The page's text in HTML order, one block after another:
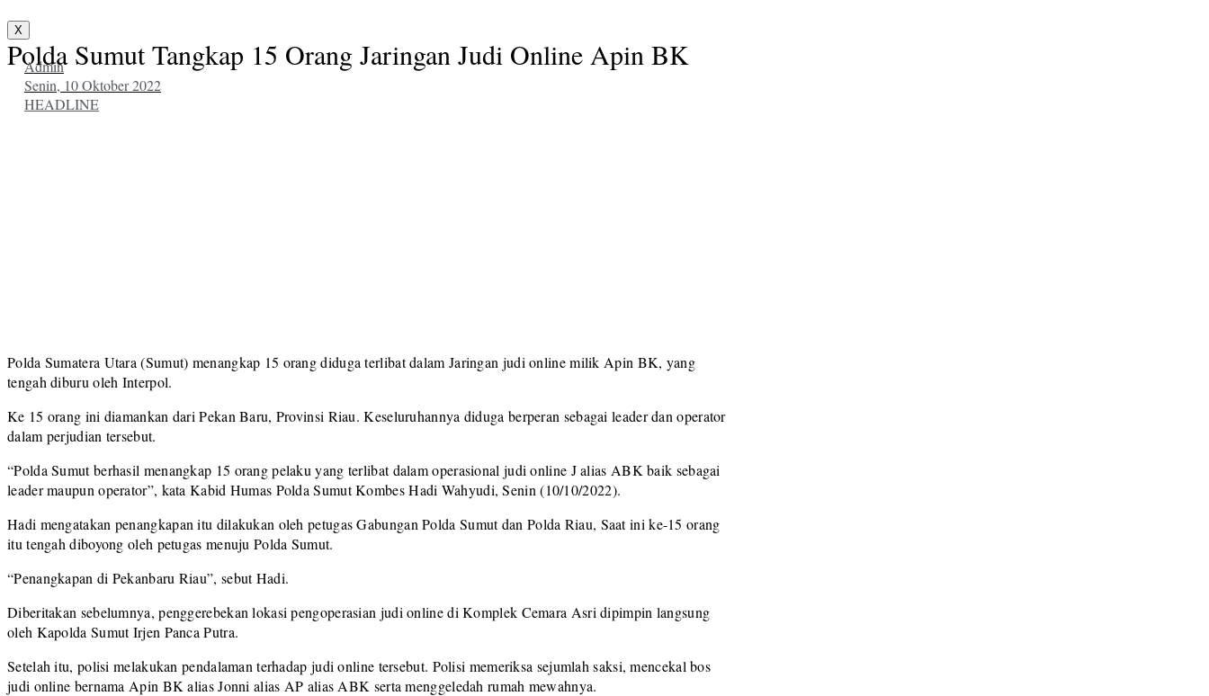
X
Polda Sumut Tangkap 15 Orang Jaringan Judi Online Apin BK
Admin
Senin, 10 Oktober 2022
HEADLINE
Polda Sumatera Utara (Sumut) menangkap 15 orang diduga terlibat dalam Jaringan judi online milik Apin BK, yang
tengah diburu oleh Interpol.
Ke 15 orang ini diamankan dari Pekan Baru, Provinsi Riau. Keseluruhannya diduga berperan sebagai leader dan operator
dalam perjudian tersebut.
“Polda Sumut berhasil menangkap 15 orang pelaku yang terlibat dalam operasional judi online J alias ABK baik sebagai
leader maupun operator”, kata Kabid Humas Polda Sumut Kombes Hadi Wahyudi, Senin (10/10/2022).
Hadi mengatakan penangkapan itu dilakukan oleh petugas Gabungan Polda Sumut dan Polda Riau, Saat ini ke-15 orang
itu tengah diboyong oleh petugas menuju Polda Sumut.
“Penangkapan di Pekanbaru Riau”, sebut Hadi.
Diberitakan sebelumnya, penggerebekan lokasi pengoperasian judi online di Komplek Cemara Asri dipimpin langsung
oleh Kapolda Sumut Irjen Panca Putra.
Setelah itu, polisi melakukan pendalaman terhadap judi online tersebut. Polisi memeriksa sejumlah saksi, mencekal bos
judi online bernama Apin BK alias Jonni alias AP alias ABK serta menggeledah rumah mewahnya.